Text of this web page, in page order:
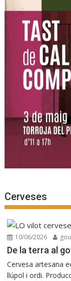
Cerveses
10/06/2026
De la terra al
Cervesa artesana
llúpol i ordi.